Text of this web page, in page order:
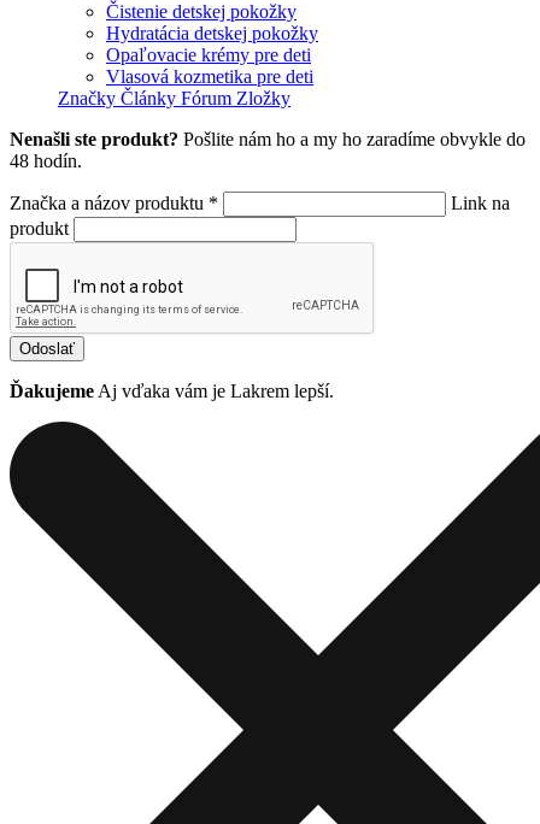
Čistenie detskej pokožky
Hydratácia detskej pokožky
Opaľovacie krémy pre deti
Vlasová kozmetika pre deti
Značky Články Fórum Zložky
Nenašli ste produkt? Pošlite nám ho a my ho zaradíme obvykle do
48 hodín.
Značka a názov produktu *
Link na
produkt
Odoslať
Ďakujeme Aj vďaka vám je Lakrem lepší.